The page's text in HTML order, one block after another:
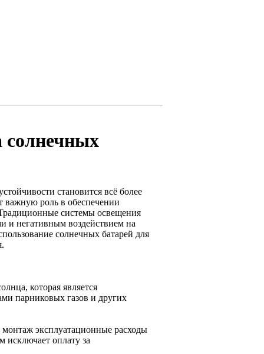
солнечных
становится всё более
важную роль в обеспечении
системы освещения
и негативным воздействием на
солнечных батарей для
которая является
парниковых газов и других
эксплуатационные расходы
исключает оплату за